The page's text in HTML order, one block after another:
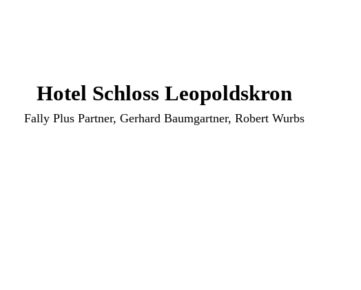
Hotel Schloss Leopoldskron
Fally Plus Partner, Gerhard Baumgartner, Robert Wurbs